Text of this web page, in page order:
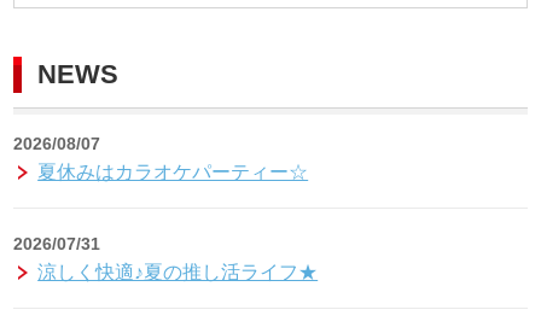
NEWS
2026/08/07
夏休みはカラオケパーティー☆
2026/07/31
涼しく快適♪夏の推し活ライフ★